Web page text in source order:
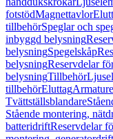
fotstödMagnettavlor
tillbehörSpeglar och
inbyggd belysning
belysningSpegelskåp
belysningReservdelar
belysningTillbehör
tillbehörEluttag
Tvättställsblandare
Stående montering,
batteridriftReservdelar